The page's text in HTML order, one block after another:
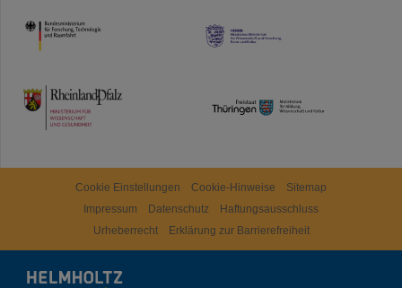
HMWK
TMWWDG
Cookie Einstellungen Cookie-Hinweise
Sitemap
Impressum
Datenschutz
Haftungsausschluss
Urheberrecht
Erklärung zur Barrierefreiheit